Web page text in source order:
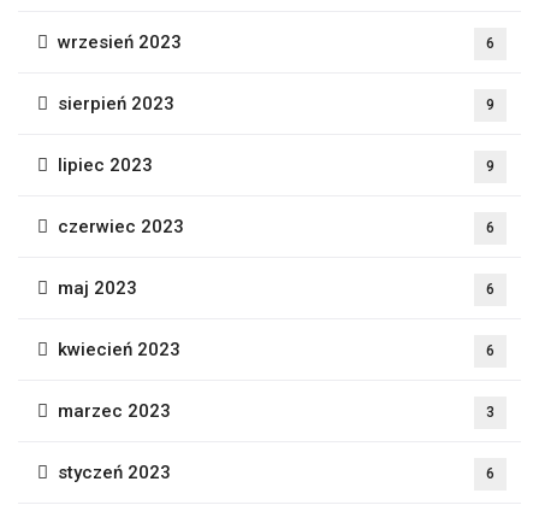
wrzesień 2023 6
sierpień 2023 9
lipiec 2023 9
czerwiec 2023 6
maj 2023 6
kwiecień 2023 6
marzec 2023 3
styczeń 2023 6